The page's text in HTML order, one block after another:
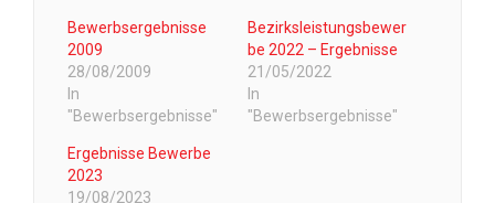
Bewerbsergebnisse
2009
28/08/2009
In
"Bewerbsergebnisse"
Bezirksleistungsbewer
be 2022 – Ergebnisse
21/05/2022
In
"Bewerbsergebnisse"
Ergebnisse Bewerbe
2023
19/08/2023